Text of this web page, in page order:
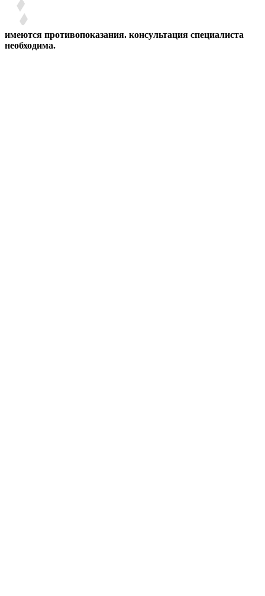
имеются противопоказания. консультация специалиста
необходима.